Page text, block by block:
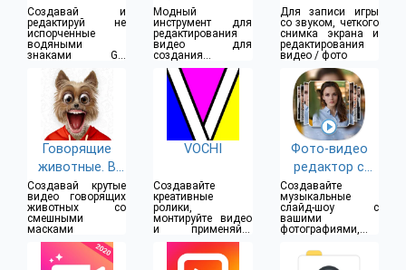
Создавай и
редактируй не
испорченные
водяными
знаками GIF
шоу
Модный
инструмент для
редактирования
видео для
создания
невероятных
слайд-шоу
Для записи игры
со звуком, четкого
снимка экрана и
редактирования
видео / фото
Говорящие
животные. В
мире животных
Создавай крутые
видео говорящих
животных со
смешными
масками
VOCHI
Создавайте
креативные
ролики,
монтируйте видео
и применяйте
различные
эффекты для
видео и фото
Фото-видео
редактор с
песней
Создавайте
музыкальные
слайд-шоу с
вашими
фотографиями,
анимацией